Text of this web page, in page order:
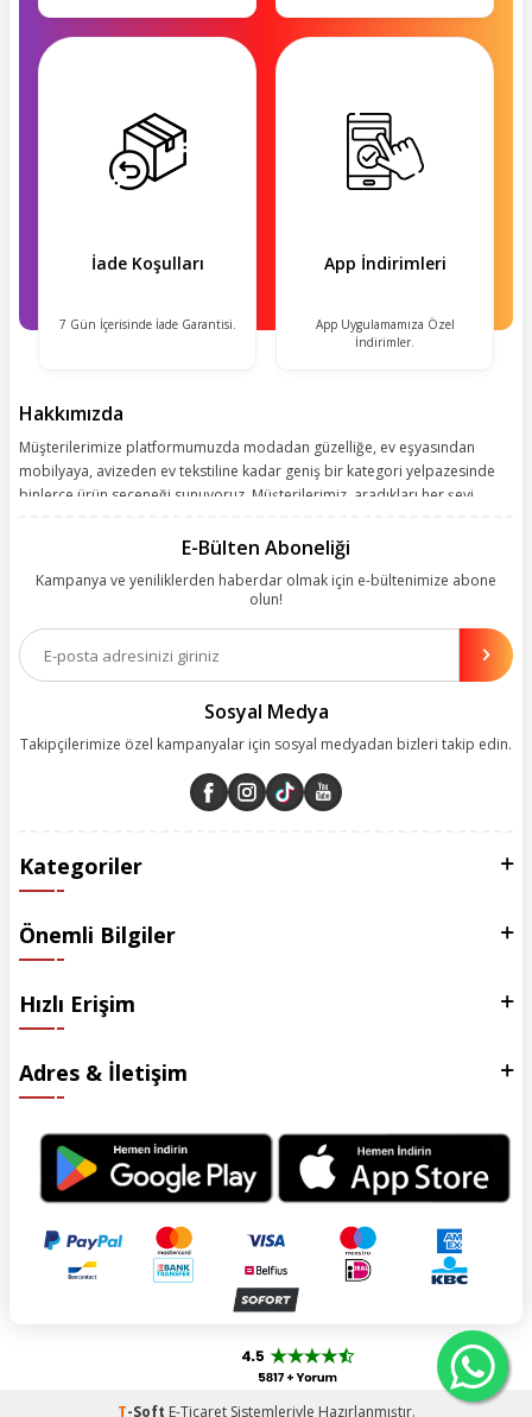
İade Koşulları
7 Gün İçerisinde İade Garantisi.
App İndirimleri
App Uygulamamıza Özel
İndirimler.
Hakkımızda
Müşterilerimize platformumuzda modadan güzelliğe, ev eşyasından
mobilyaya, avizeden ev tekstiline kadar geniş bir kategori yelpazesinde
binlerce ürün seçeneği sunuyoruz. Müşterilerimiz, aradıkları her şeyi
kolay, kusursuz ve keyifli bir alışveriş yolculuğu sunarken deneyiminize
olanakları sunuyoruz. Çalışmalarımızı müşterilerimizin memnuniyetini
esas alarak yürütüyoruz.
E-Bülten Aboneliği
Kampanya ve yeniliklerden haberdar olmak için e-bültenimize abone
olun!
Sosyal Medya
Takipçilerimize özel kampanyalar için sosyal medyadan bizleri takip edin.
Kategoriler
Önemli Bilgiler
Hızlı Erişim
Adres & İletişim
T-Soft E-TicaretSistemleriyle Hazırlanmıştır.